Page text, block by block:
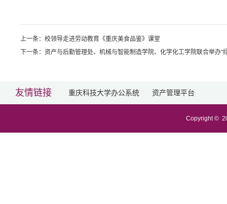
上一条： 校领导走进劳动教育《重庆美食品鉴》课堂
下一条： 资产与后勤管理处、机械与智能制造学院、化学化工学院联合举办“
友情链接 重庆科技大学办公系统 资产管理平台
Copyright ©